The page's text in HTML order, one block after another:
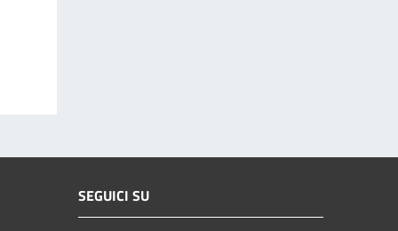
SEGUICI SU